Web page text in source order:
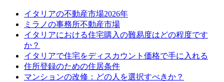
イタリアの不動産市場2026年
ミラノの事務所不動産市場
イタリアにおける住宅購入の難易度はどの程度です
か？
イタリアで住宅をディスカウント価格で手に入れる
住所登録のための住居条件
マンションの改修：どの人を選択すべきか？